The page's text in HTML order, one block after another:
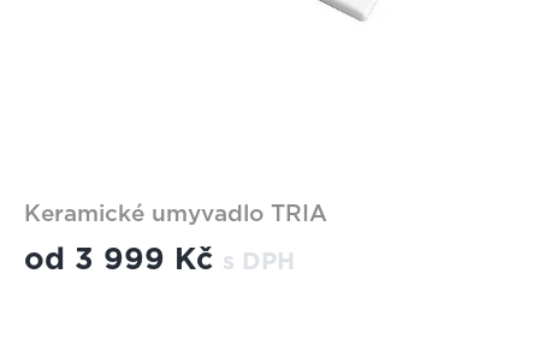
Keramické umyvadlo TRIA
od 3 999 Kč s DPH